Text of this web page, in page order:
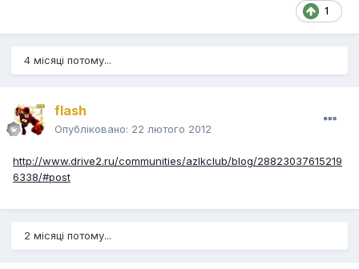
1
4 місяці потому...
flash
Опубліковано: 22 лютого 2012
http://www.drive2.ru/communities/azlkclub/blog/28823037615219
6338/#post
2 місяці потому...